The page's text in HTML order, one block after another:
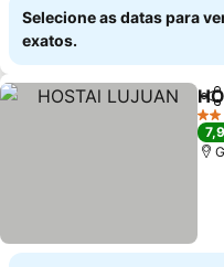
Selecione as datas para
exatos.
2
7,9